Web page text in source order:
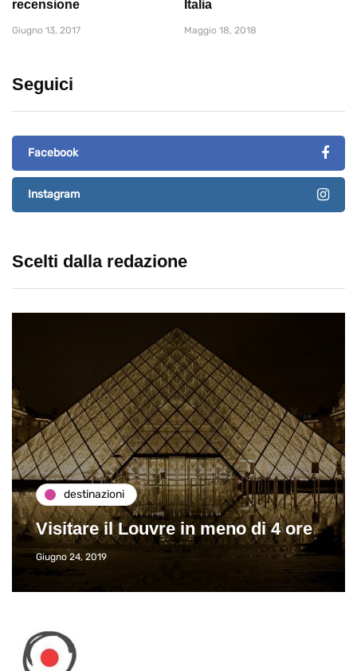
recensione
Giugno 13, 2017
Italia
Maggio 18, 2018
Seguici
Facebook
Instagram
Scelti dalla redazione
destinazioni
Visitare il Louvre in meno di 4 ore
Giugno 24, 2019